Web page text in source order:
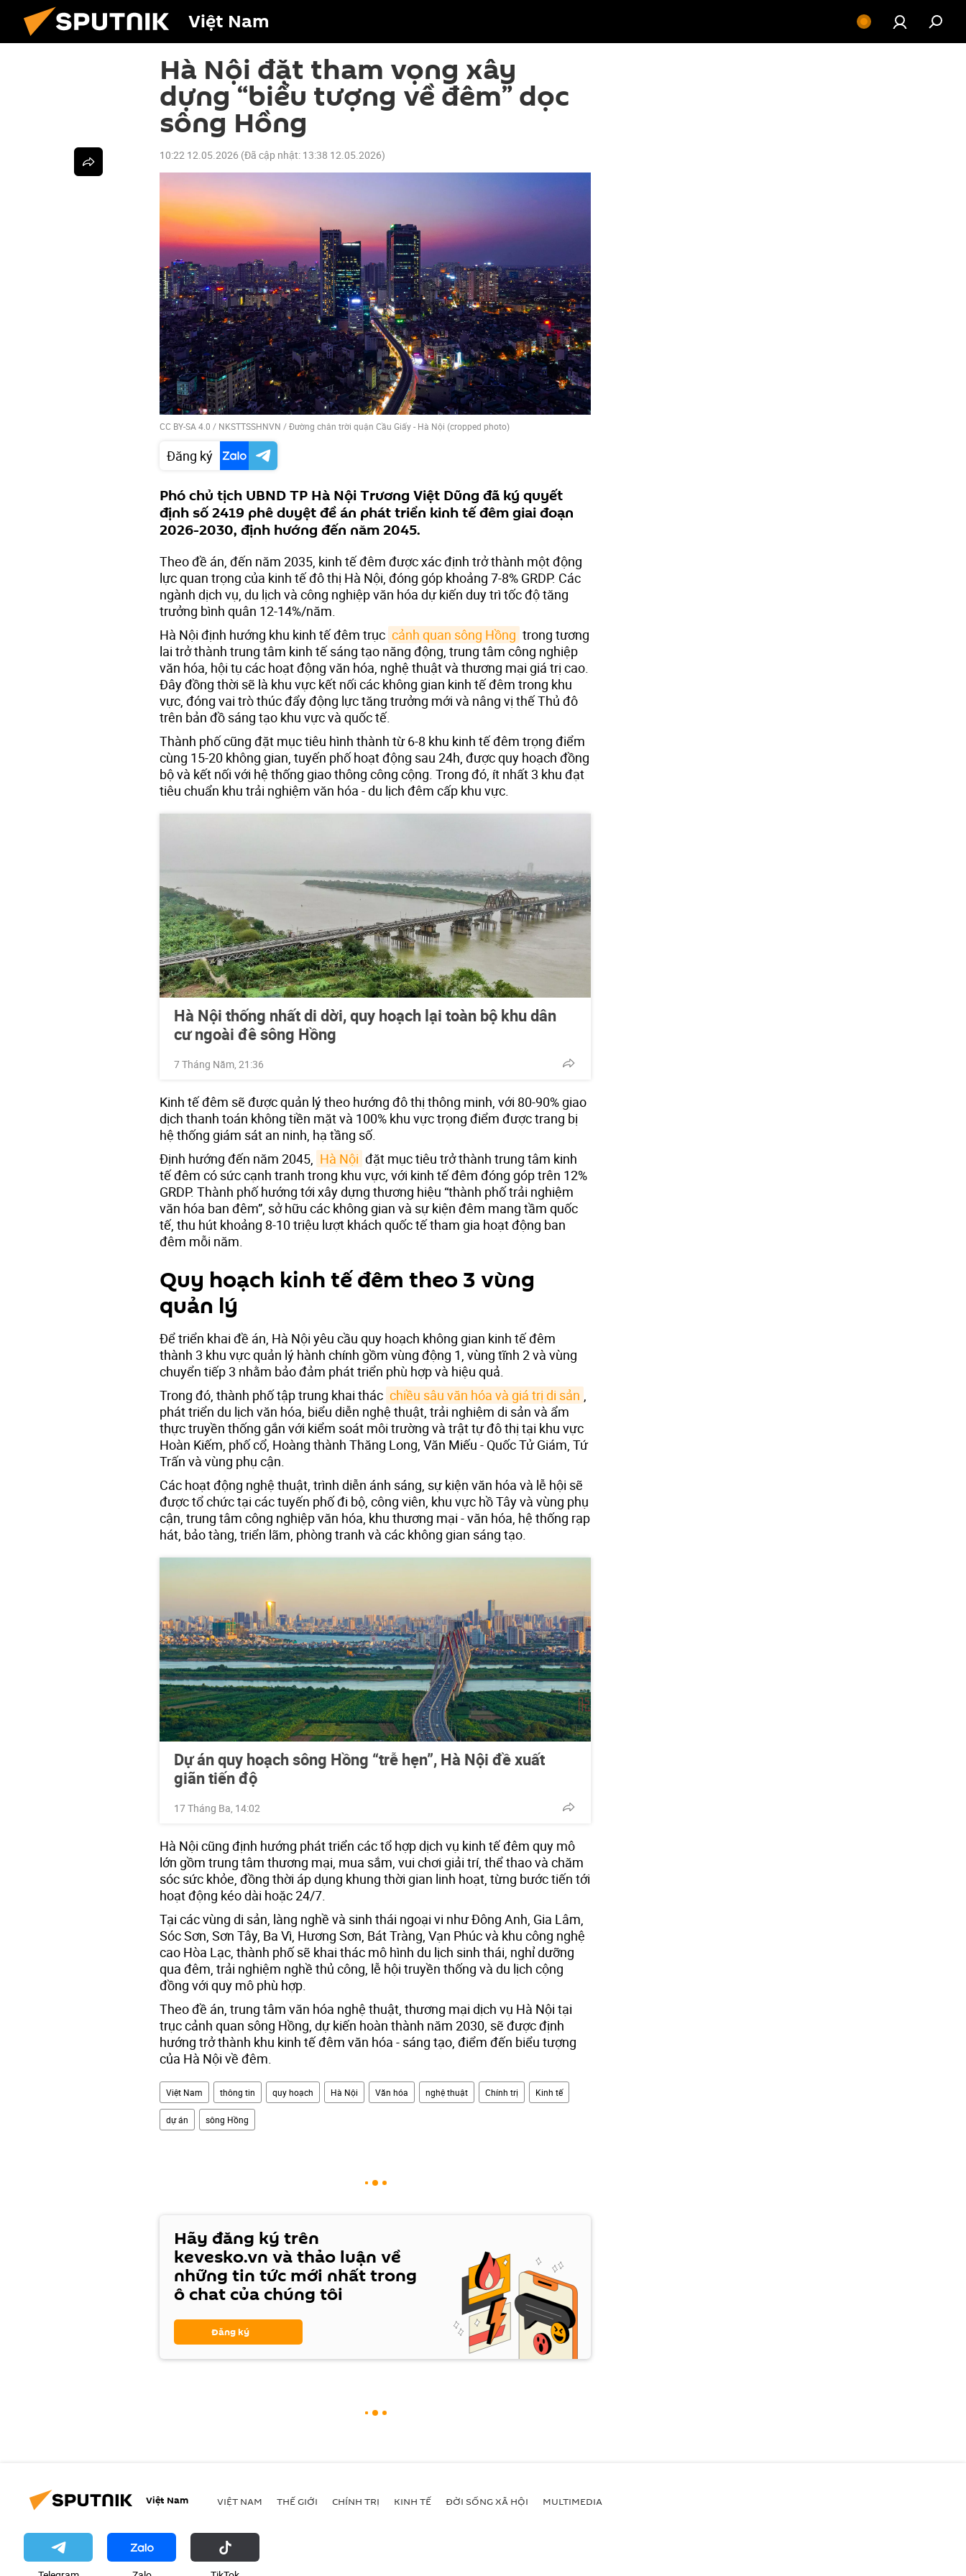
Việt Nam
Hà Nội đặt tham vọng xây
dựng “biểu tượng về đêm” dọc
sông Hồng
10:22 12.05.2026 (Đã cập nhật: 13:38 12.05.2026)
CC BY-SA 4.0 / NKSTTSSHNVN /Đường chân trời quận Cầu Giấy - Hà Nội (cropped photo)
Đăng ký
Phó chủ tịch UBND TP Hà Nội Trương Việt Dũng đã ký quyết
định số 2419 phê duyệt đề án phát triển kinh tế đêm giai đoạn
2026-2030, định hướng đến năm 2045.
Theo đề án, đến năm 2035, kinh tế đêm được xác định trở thành một động
lực quan trọng của kinh tế đô thị Hà Nội, đóng góp khoảng 7-8% GRDP. Các
ngành dịch vụ, du lịch và công nghiệp văn hóa dự kiến duy trì tốc độ tăng
trưởng bình quân 12-14%/năm.
Hà Nội định hướng khu kinh tế đêm trục cảnh quan sông Hồng trong tương
lai trở thành trung tâm kinh tế sáng tạo năng động, trung tâm công nghiệp
văn hóa, hội tụ các hoạt động văn hóa, nghệ thuật và thương mại giá trị cao.
Đây đồng thời sẽ là khu vực kết nối các không gian kinh tế đêm trong khu
vực, đóng vai trò thúc đẩy động lực tăng trưởng mới và nâng vị thế Thủ đô
trên bản đồ sáng tạo khu vực và quốc tế.
Thành phố cũng đặt mục tiêu hình thành từ 6-8 khu kinh tế đêm trọng điểm
cùng 15-20 không gian, tuyến phố hoạt động sau 24h, được quy hoạch đồng
bộ và kết nối với hệ thống giao thông công cộng. Trong đó, ít nhất 3 khu đạt
tiêu chuẩn khu trải nghiệm văn hóa - du lịch đêm cấp khu vực.
Hà Nội thống nhất di dời, quy hoạch lại toàn bộ khu dân
cư ngoài đê sông Hồng
7 Tháng Năm, 21:36
Kinh tế đêm sẽ được quản lý theo hướng đô thị thông minh, với 80-90% giao
dịch thanh toán không tiền mặt và 100% khu vực trọng điểm được trang bị
hệ thống giám sát an ninh, hạ tầng số.
Định hướng đến năm 2045, Hà Nội đặt mục tiêu trở thành trung tâm kinh
tế đêm có sức cạnh tranh trong khu vực, với kinh tế đêm đóng góp trên 12%
GRDP. Thành phố hướng tới xây dựng thương hiệu “thành phố trải nghiệm
văn hóa ban đêm”, sở hữu các không gian và sự kiện đêm mang tầm quốc
tế, thu hút khoảng 8-10 triệu lượt khách quốc tế tham gia hoạt động ban
đêm mỗi năm.
Quy hoạch kinh tế đêm theo 3 vùng
quản lý
Để triển khai đề án, Hà Nội yêu cầu quy hoạch không gian kinh tế đêm
thành 3 khu vực quản lý hành chính gồm vùng động 1, vùng tĩnh 2 và vùng
chuyển tiếp 3 nhằm bảo đảm phát triển phù hợp và hiệu quả.
Trong đó, thành phố tập trung khai thác chiều sâu văn hóa và giá trị di sản ,
phát triển du lịch văn hóa, biểu diễn nghệ thuật, trải nghiệm di sản và ẩm
thực truyền thống gắn với kiểm soát môi trường và trật tự đô thị tại khu vực
Hoàn Kiếm, phố cổ, Hoàng thành Thăng Long, Văn Miếu - Quốc Tử Giám, Tứ
Trấn và vùng phụ cận.
Các hoạt động nghệ thuật, trình diễn ánh sáng, sự kiện văn hóa và lễ hội sẽ
được tổ chức tại các tuyến phố đi bộ, công viên, khu vực hồ Tây và vùng phụ
cận, trung tâm công nghiệp văn hóa, khu thương mại - văn hóa, hệ thống rạp
hát, bảo tàng, triển lãm, phòng tranh và các không gian sáng tạo.
Dự án quy hoạch sông Hồng “trễ hẹn”, Hà Nội đề xuất
giãn tiến độ
17 Tháng Ba, 14:02
Hà Nội cũng định hướng phát triển các tổ hợp dịch vụ kinh tế đêm quy mô
lớn gồm trung tâm thương mại, mua sắm, vui chơi giải trí, thể thao và chăm
sóc sức khỏe, đồng thời áp dụng khung thời gian linh hoạt, từng bước tiến tới
hoạt động kéo dài hoặc 24/7.
Tại các vùng di sản, làng nghề và sinh thái ngoại vi như Đông Anh, Gia Lâm,
Sóc Sơn, Sơn Tây, Ba Vì, Hương Sơn, Bát Tràng, Vạn Phúc và khu công nghệ
cao Hòa Lạc, thành phố sẽ khai thác mô hình du lịch sinh thái, nghỉ dưỡng
qua đêm, trải nghiệm nghề thủ công, lễ hội truyền thống và du lịch cộng
đồng với quy mô phù hợp.
Theo đề án, trung tâm văn hóa nghệ thuật, thương mại dịch vụ Hà Nội tại
trục cảnh quan sông Hồng, dự kiến hoàn thành năm 2030, sẽ được định
hướng trở thành khu kinh tế đêm văn hóa - sáng tạo, điểm đến biểu tượng
của Hà Nội về đêm.
Việt Nam thông tin quy hoạch Hà Nội Văn hóa nghệ thuật Chính trị Kinh tế
dự án sông Hồng
Hãy đăng ký trên
kevesko.vn và thảo luận về
những tin tức mới nhất trong
ô chat của chúng tôi
Đăng ký
Việt Nam VIỆT NAM THẾ GIỚI CHÍNH TRỊ KINH TẾ ĐỜI SỐNG XÃ HỘI MULTIMEDIA